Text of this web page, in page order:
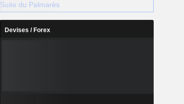
Suite du Palmarès
Devises / Forex